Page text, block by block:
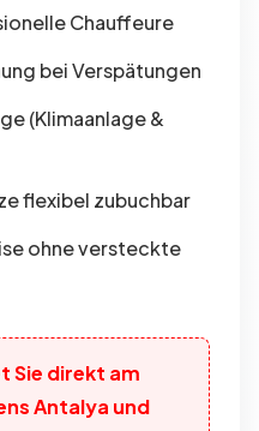
Chauffeure
bei Verspätungen
(Klimaanlage &
flexibel zubuchbar
ohne versteckte
Sie direkt am
Antalya und